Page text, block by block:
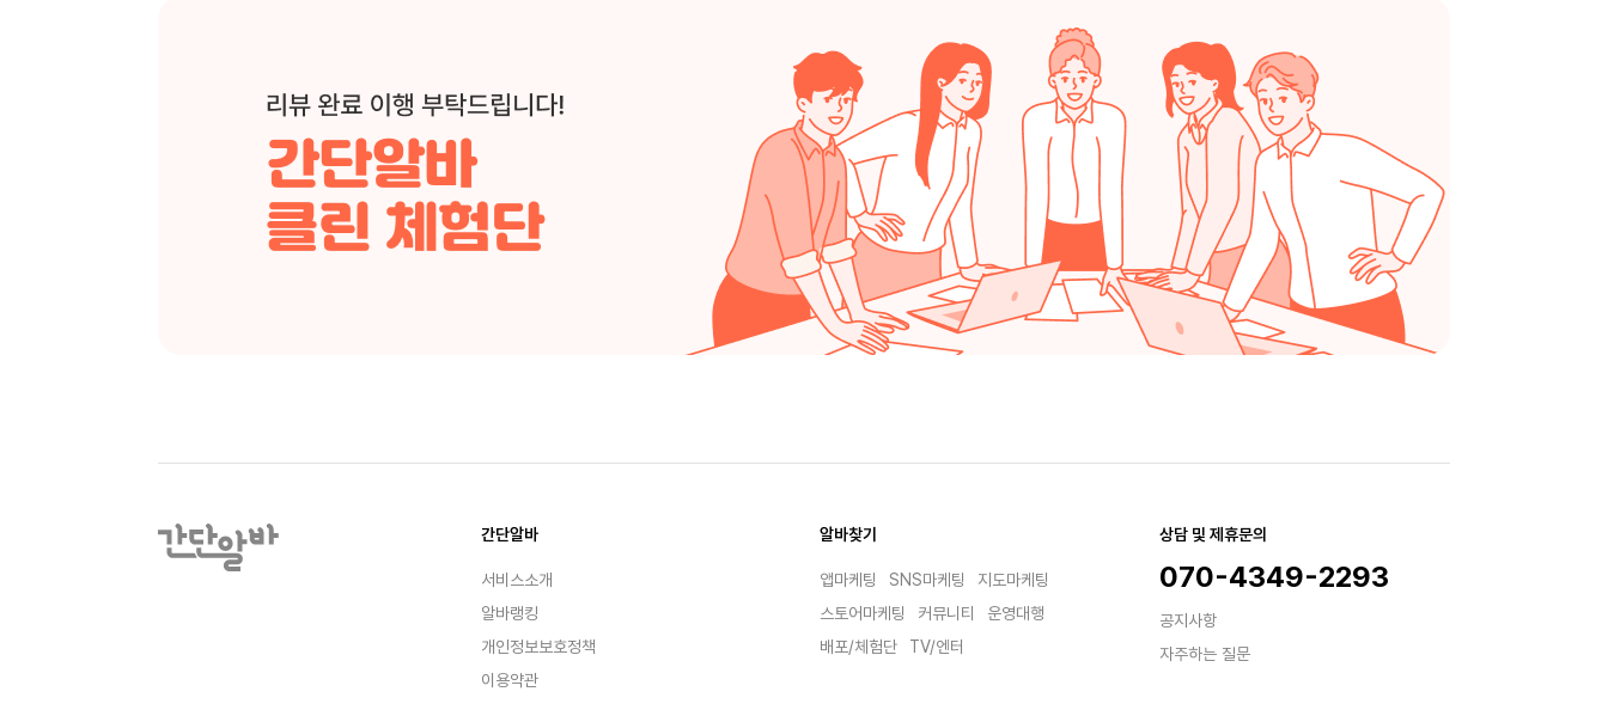
간단알바
서비스소개
알바랭킹
개인정보보호정책
이용약관
알바찾기
앱마케팅 SNS마케팅
지도마케팅
스토어마케팅
커뮤니티
운영대행
배포/체험단
TV/엔터
상담 및 제휴문의
070-4349-2293
공지사항
자주하는 질문